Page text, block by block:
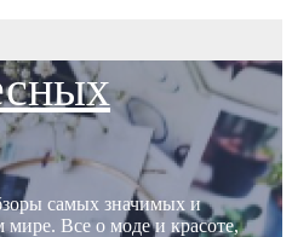
самых значимых и
мире. Все о моде и красоте,